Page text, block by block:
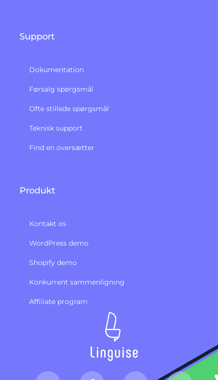
Support
Dokumentation
Førsalg spørgsmål
Ofte stillede spørgsmål
Teknisk support
Find en oversætter
Produkt
Kontakt os
WordPress demo
Shopify demo
Konkurrent sammenligning
Affiliate program